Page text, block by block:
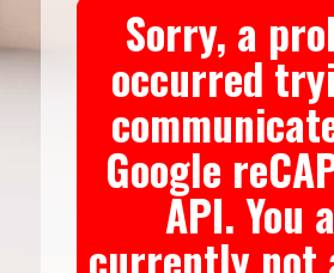
Sorry, a
occurred
Google
API. You
currently not